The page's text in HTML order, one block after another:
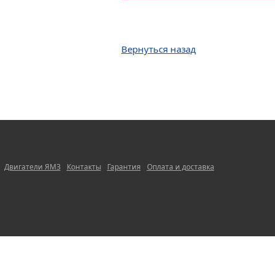
Вернуться назад
Двигатели ЯМЗ Контакты Гарантия Оплата и доставка